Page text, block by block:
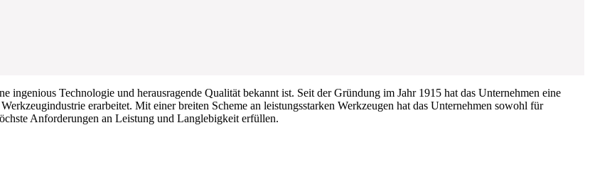
Technologie und herausragende Qualität bekannt ist. Seit der Gründung im Jahr 1915 hat das Unternehmen eine
erarbeitet. Mit einer breiten Scheme an leistungsstarken Werkzeugen hat das Unternehmen sowohl für
Anforderungen an Leistung und Langlebigkeit erfüllen.